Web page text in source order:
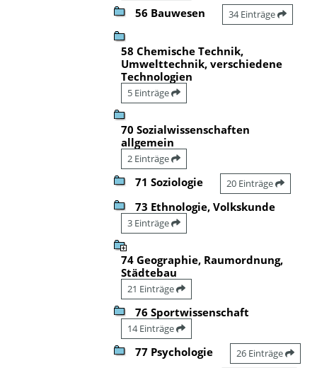
56 Bauwesen 34 Einträge
58 Chemische Technik,
Umwelttechnik, verschiedene
Technologien
5 Einträge
70 Sozialwissenschaften
allgemein
2 Einträge
71 Soziologie 20 Einträge
73 Ethnologie, Volkskunde
3 Einträge
74 Geographie, Raumordnung,
Städtebau
21 Einträge
76 Sportwissenschaft
14 Einträge
77 Psychologie 26 Einträge